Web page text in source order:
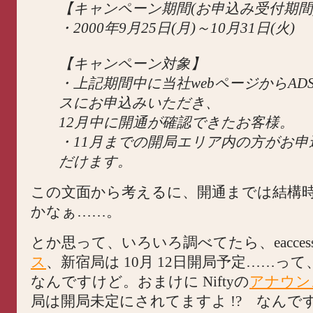
【キャンペーン期間(お申込み受付期
・2000年9月25日(月)～10月31日(火)
【キャンペーン対象】
・上記期間中に当社webページから
スにお申込みいただき、
12月中に開通が確認できたお客様。
・11月までの開局エリア内の方がお
だけます。
この文面から考えるに、開通までは結構
かなぁ……。
とか思って、いろいろ調べてたら、
ス 、新宿局は 10月 12日開局予定……って
なんですけど。おまけに Niftyのアナウ
局は開局未定にされてますよ !? なん